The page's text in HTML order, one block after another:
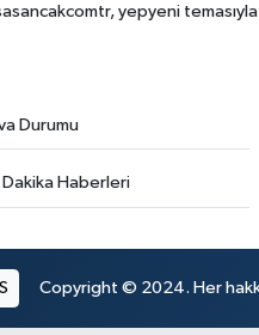
yepyeni
Durumu
Dakika Haberleri
Copyright © 2024. Her hakkı